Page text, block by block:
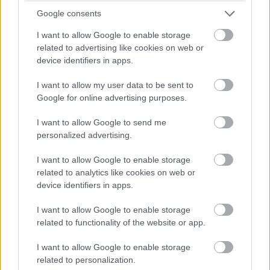
Google consents
I want to allow Google to enable storage
related to advertising like cookies on web or
device identifiers in apps.
I want to allow my user data to be sent to
Google for online advertising purposes.
I want to allow Google to send me
personalized advertising.
I want to allow Google to enable storage
related to analytics like cookies on web or
device identifiers in apps.
I want to allow Google to enable storage
related to functionality of the website or app.
I want to allow Google to enable storage
related to personalization.
A fiókon vasárnap egy szokatlan új poszt jelent meg arab
nyelvű felirattal, amelynek jelentése nagyjából az volt,
a bemutatkozó szöveget is megváltoztatták, a
módosítások alapján pedig első ránézésre Irán-párti
üzenetről lehetett szó. Hivatalos megerősítés azonban
egyelőre nincs arról, pontosan kik álltak a támadás